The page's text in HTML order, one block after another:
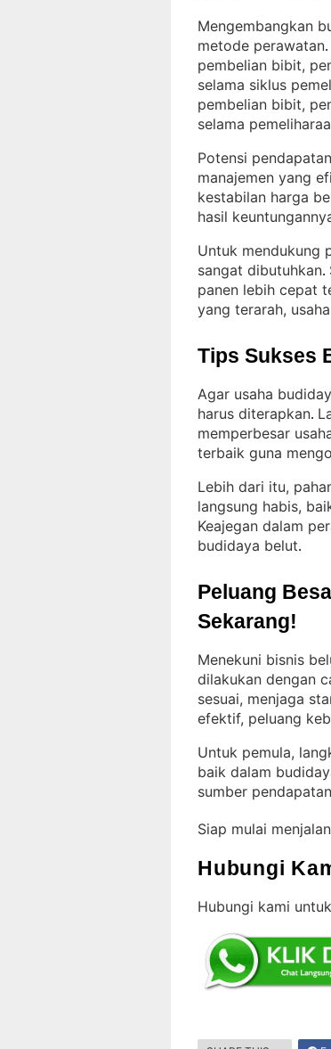
Mengembangkan
metode perawatan.
pembelian bibit,
selama siklus
pembelian bibit,
selama
Potensi
manajemen yang
kestabilan harga
hasil
Untuk mendukung
sangat dibutuhkan.
panen lebih cepat
yang terarah,
Tips Sukses
Agar usaha
harus diterapkan.
memperbesar
terbaik guna
Lebih dari itu,
langsung habis,
Keajegan dalam
budidaya belut.
Peluang
Sekarang!
Menekuni bisnis
dilakukan dengan
sesuai, menjaga
efektif, peluang
Untuk pemula,
baik dalam
sumber
Siap mulai
Hubungi
Hubungi kami